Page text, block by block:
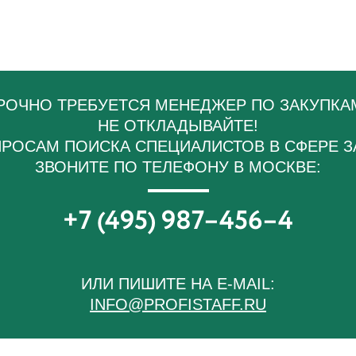
ТРЕБУЕТСЯ МЕНЕДЖЕР ПО
НЕ ОТКЛАДЫВАЙТЕ!
ПОИСКА СПЕЦИАЛИСТОВ В СФЕРЕ
ЗВОНИТЕ ПО ТЕЛЕФОНУ В МОСКВЕ:
+7 (495) 987–456–4
ИЛИ ПИШИТЕ НА E-MAIL:
INFO@PROFISTAFF.RU